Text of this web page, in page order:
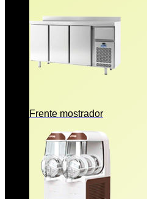
Frente mostrador